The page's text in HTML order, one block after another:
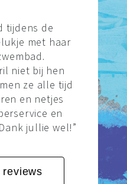
tijdens de
met haar
niet bij hen
ze alle tijd
en netjes
en
jullie wel!”